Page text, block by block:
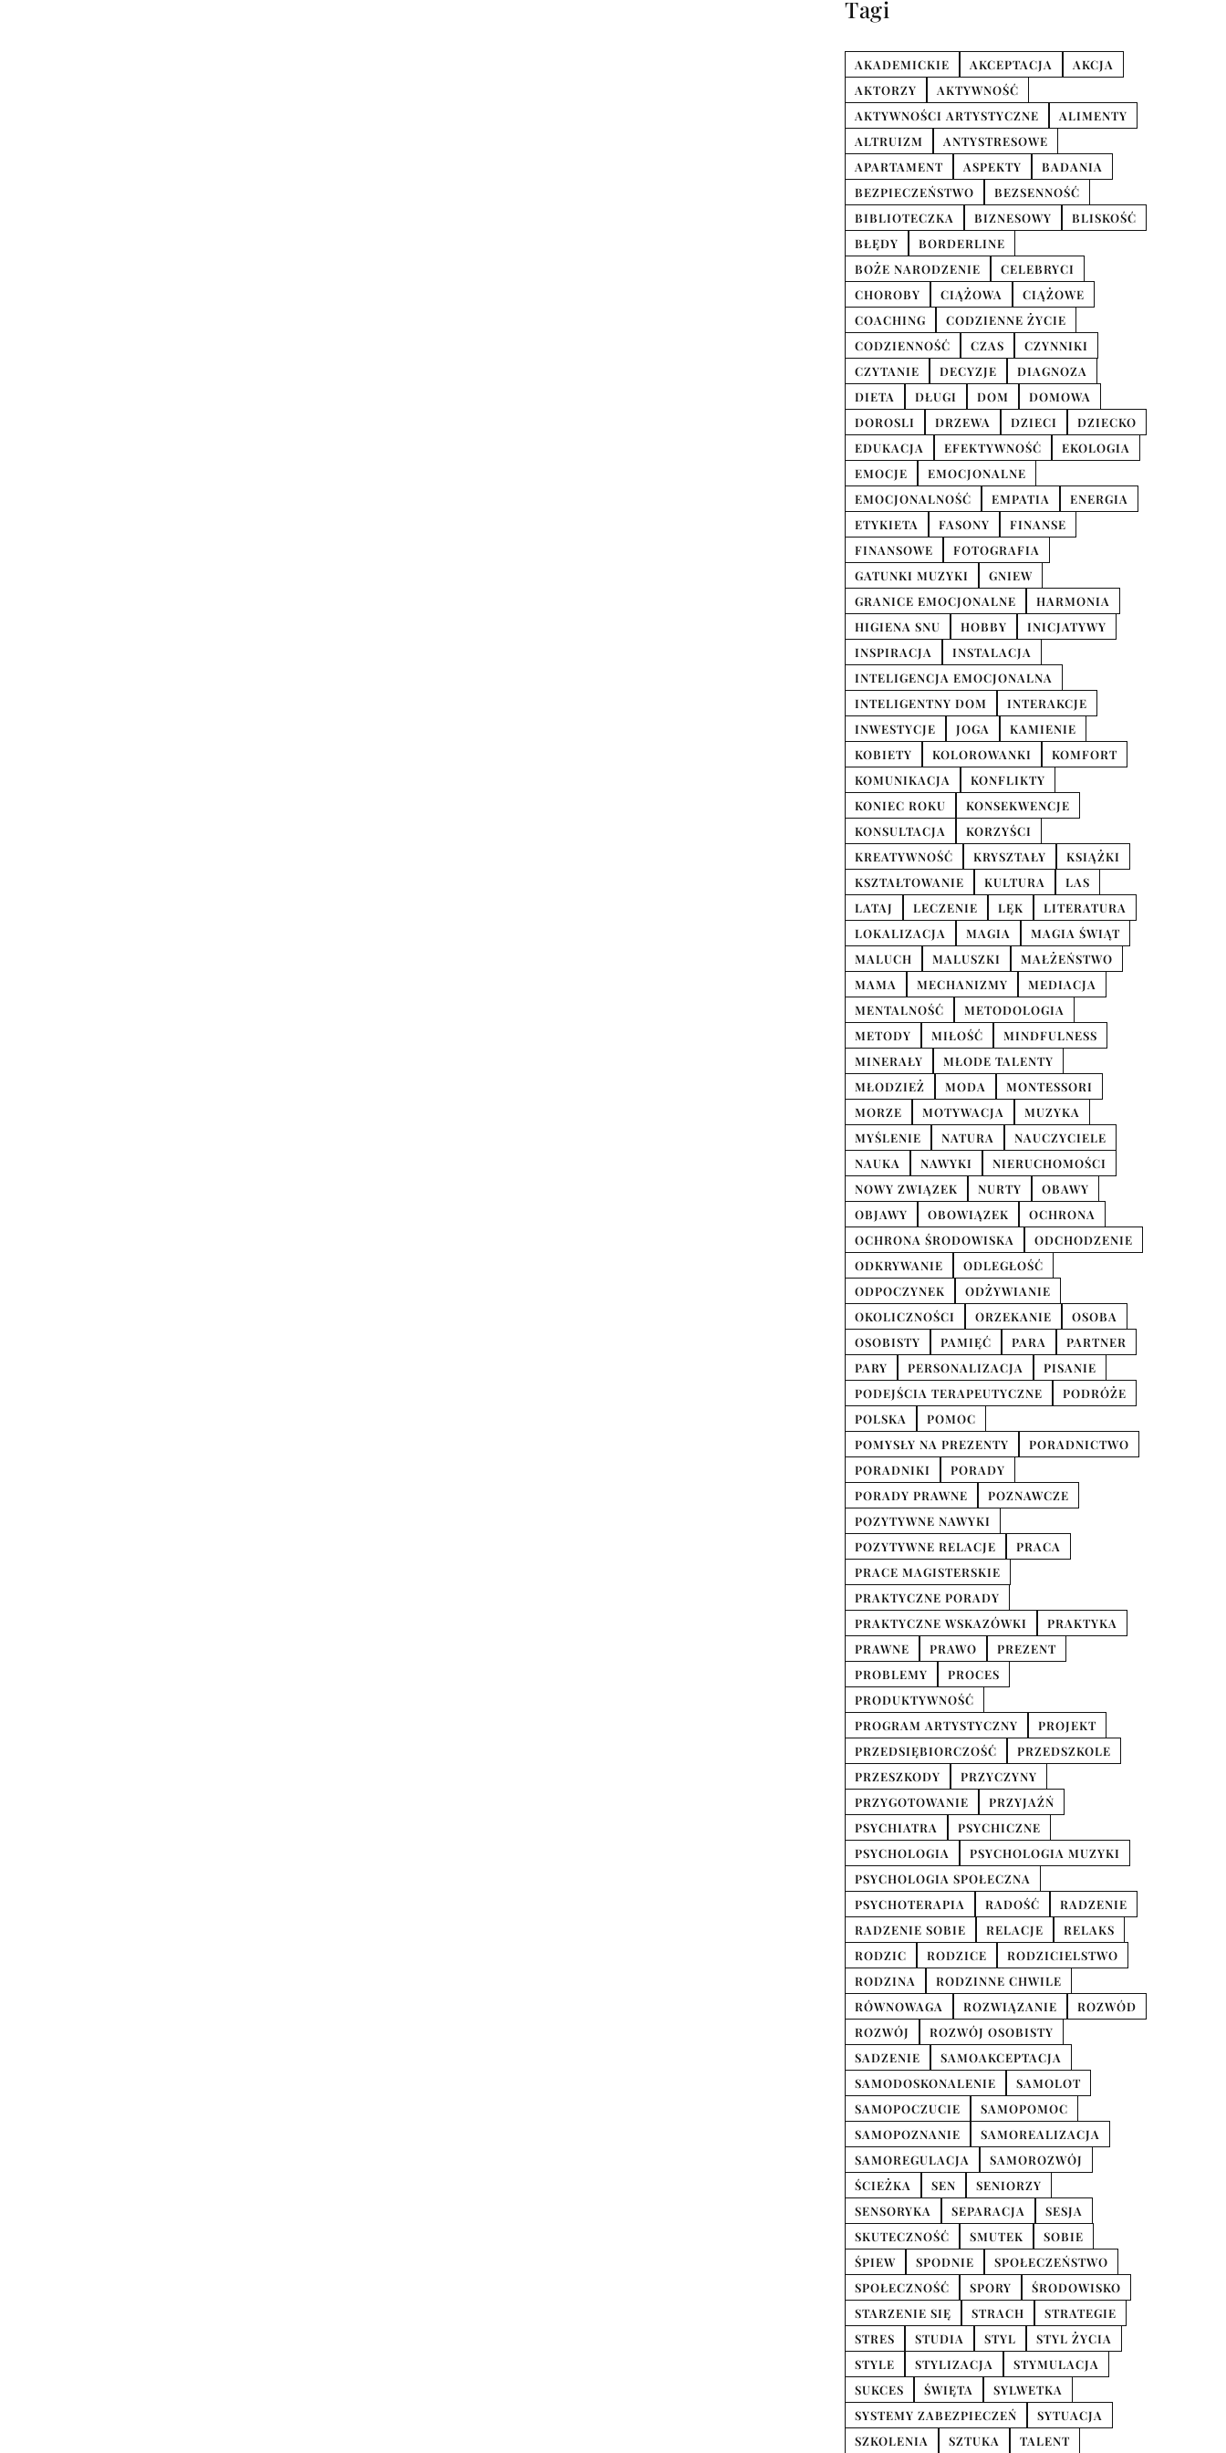
Tagi
AKADEMICKIE AKCEPTACJA
AKCJA
AKTORZY
AKTYWNOŚĆ
AKTYWNOŚCI ARTYSTYCZNE
ALIMENTY
ALTRUIZM
ANTYSTRESOWE
APARTAMENT
ASPEKTY
BADANIA
BEZPIECZEŃSTWO
BEZSENNOŚĆ
BIBLIOTECZKA
BIZNESOWY
BLISKOŚĆ
BŁĘDY
BORDERLINE
BOŻE NARODZENIE
CELEBRYCI
CHOROBY
CIĄŻOWA
CIĄŻOWE
COACHING
CODZIENNE ŻYCIE
CODZIENNOŚĆ
CZAS
CZYNNIKI
CZYTANIE
DECYZJE
DIAGNOZA
DIETA
DŁUGI DOM
DOMOWA
DOROSLI
DRZEWA DZIECI
DZIECKO
EDUKACJA
EFEKTYWNOŚĆ
EKOLOGIA
EMOCJE
EMOCJONALNE
EMOCJONALNOŚĆ
EMPATIA
ENERGIA
ETYKIETA
FASONY
FINANSE
FINANSOWE
FOTOGRAFIA
GATUNKI MUZYKI
GNIEW
GRANICE EMOCJONALNE
HARMONIA
HIGIENA SNU
HOBBY
INICJATYWY
INSPIRACJA
INSTALACJA
INTELIGENCJA EMOCJONALNA
INTELIGENTNY DOM
INTERAKCJE
INWESTYCJE
JOGA
KAMIENIE
KOBIETY
KOLOROWANKI
KOMFORT
KOMUNIKACJA
KONFLIKTY
KONIEC ROKU
KONSEKWENCJE
KONSULTACJA
KORZYŚCI
KREATYWNOŚĆ
KRYSZTAŁY
KSIĄŻKI
KSZTAŁTOWANIE
KULTURA
LAS
LATAJ
LECZENIE LĘK
LITERATURA
LOKALIZACJA
MAGIA
MAGIA ŚWIĄT
MALUCH
MALUSZKI
MAŁŻEŃSTWO
MAMA
MECHANIZMY
MEDIACJA
MENTALNOŚĆ
METODOLOGIA
METODY
MIŁOŚĆ
MINDFULNESS
MINERAŁY
MŁODE TALENTY
MŁODZIEŻ
MODA
MONTESSORI
MORZE
MOTYWACJA
MUZYKA
MYŚLENIE
NATURA
NAUCZYCIELE
NAUKA
NAWYKI
NIERUCHOMOŚCI
NOWY ZWIĄZEK
NURTY
OBAWY
OBJAWY
OBOWIĄZEK
OCHRONA
OCHRONA ŚRODOWISKA
ODCHODZENIE
ODKRYWANIE
ODLEGŁOŚĆ
ODPOCZYNEK
ODŻYWIANIE
OKOLICZNOŚCI
ORZEKANIE
OSOBA
OSOBISTY
PAMIĘĆ PARA
PARTNER
PARY
PERSONALIZACJA
PISANIE
PODEJŚCIA TERAPEUTYCZNE
PODRÓŻE
POLSKA
POMOC
POMYSŁY NA PREZENTY
PORADNICTWO
PORADNIKI
PORADY
PORADY PRAWNE
POZNAWCZE
POZYTYWNE NAWYKI
POZYTYWNE RELACJE
PRACA
PRACE MAGISTERSKIE
PRAKTYCZNE PORADY
PRAKTYCZNE WSKAZÓWKI
PRAKTYKA
PRAWNE
PRAWO
PREZENT
PROBLEMY
PROCES
PRODUKTYWNOŚĆ
PROGRAM ARTYSTYCZNY
PROJEKT
PRZEDSIĘBIORCZOŚĆ
PRZEDSZKOLE
PRZESZKODY
PRZYCZYNY
PRZYGOTOWANIE
PRZYJAŹŃ
PSYCHIATRA
PSYCHICZNE
PSYCHOLOGIA
PSYCHOLOGIA MUZYKI
PSYCHOLOGIA SPOŁECZNA
PSYCHOTERAPIA
RADOŚĆ
RADZENIE
RADZENIE SOBIE
RELACJE
RELAKS
RODZIC
RODZICE
RODZICIELSTWO
RODZINA
RODZINNE CHWILE
RÓWNOWAGA
ROZWIĄZANIE
ROZWÓD
ROZWÓJ
ROZWÓJ OSOBISTY
SADZENIE
SAMOAKCEPTACJA
SAMODOSKONALENIE
SAMOLOT
SAMOPOCZUCIE
SAMOPOMOC
SAMOPOZNANIE
SAMOREALIZACJA
SAMOREGULACJA
SAMOROZWÓJ
ŚCIEŻKA
SEN
SENIORZY
SENSORYKA
SEPARACJA
SESJA
SKUTECZNOŚĆ
SMUTEK
SOBIE
ŚPIEW
SPODNIE
SPOŁECZEŃSTWO
SPOŁECZNOŚĆ
SPORY
ŚRODOWISKO
STARZENIE SIĘ
STRACH
STRATEGIE
STRES
STUDIA STYL
STYL ŻYCIA
STYLE
STYLIZACJA
STYMULACJA
SUKCES
ŚWIĘTA
SYLWETKA
SYSTEMY ZABEZPIECZEŃ
SYTUACJA
SZKOLENIA
SZTUKA TALENT